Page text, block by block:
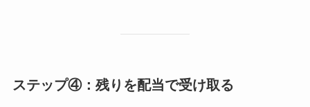
ステップ④：残りを配当で受け取る